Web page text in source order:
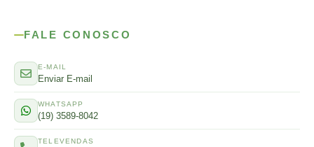
FALE CONOSCO
E-MAIL
Enviar E-mail
WHATSAPP
(19) 3589-8042
TELEVENDAS